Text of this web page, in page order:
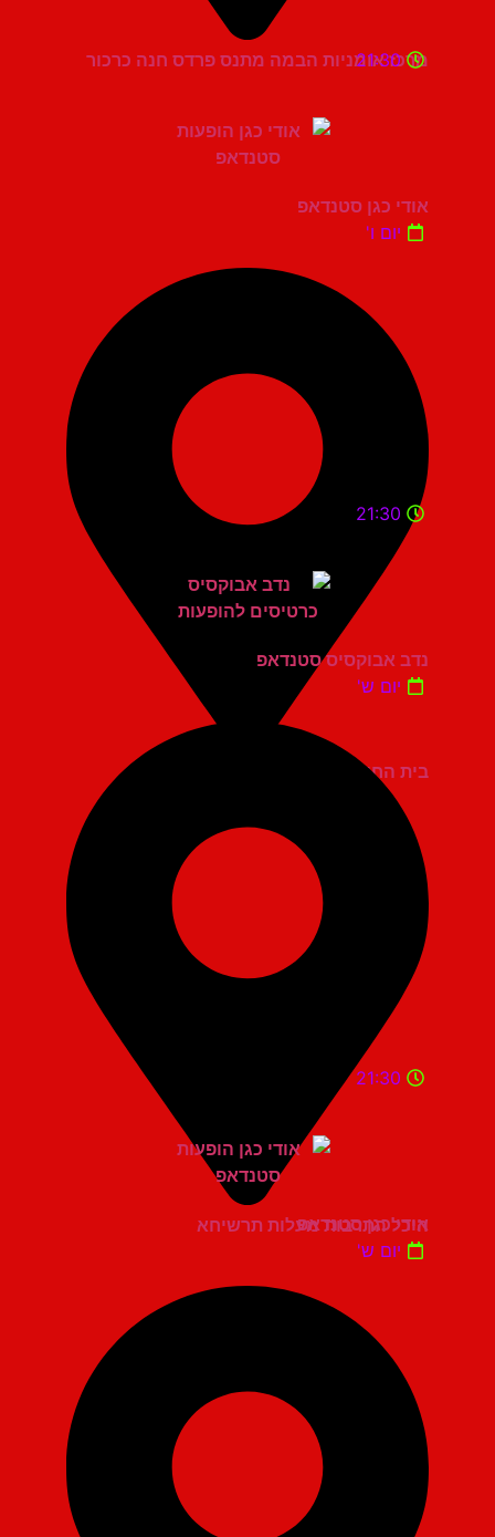
מרכז אומניות הבמה מתנס פרדס חנה כרכור
21:30
אודי כגן סטנדאפ
יום ו'
בית החייל תל אביב
21:30
נדב אבוקסיס סטנדאפ
יום ש'
היכל התרבות מעלות תרשיחא
21:30
אודי כגן סטנדאפ
יום ש'